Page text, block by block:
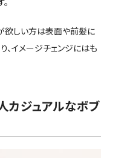
欲しい方は表面や前髪に
イメージチェンジにはも
カジュアルなボブ